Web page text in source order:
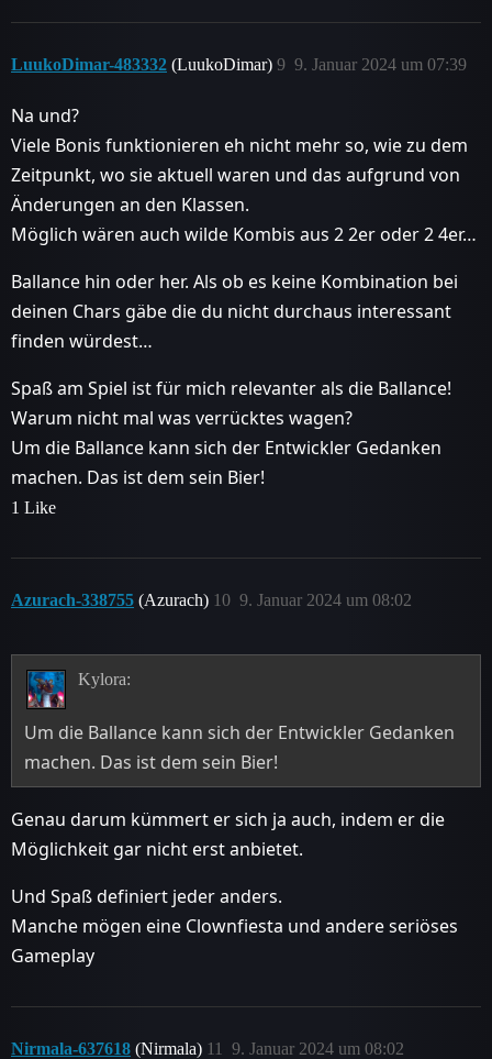
LuukoDimar-483332 (LuukoDimar) 9. Januar 2024 um 07:39
9
Na und?
Viele Bonis funktionieren eh nicht mehr so, wie zu dem
Zeitpunkt, wo sie aktuell waren und das aufgrund von
Änderungen an den Klassen.
Möglich wären auch wilde Kombis aus 2 2er oder 2 4er…
Ballance hin oder her. Als ob es keine Kombination bei
deinen Chars gäbe die du nicht durchaus interessant
finden würdest…
Spaß am Spiel ist für mich relevanter als die Ballance!
Warum nicht mal was verrücktes wagen?
Um die Ballance kann sich der Entwickler Gedanken
machen. Das ist dem sein Bier!
1 Like
Azurach-338755 (Azurach) 9. Januar 2024 um 08:02
10
Kylora:
Um die Ballance kann sich der Entwickler Gedanken
machen. Das ist dem sein Bier!
Genau darum kümmert er sich ja auch, indem er die
Möglichkeit gar nicht erst anbietet.
Und Spaß definiert jeder anders.
Manche mögen eine Clownfiesta und andere seriöses
Gameplay
Nirmala-637618 (Nirmala) 9. Januar 2024 um 08:02
11